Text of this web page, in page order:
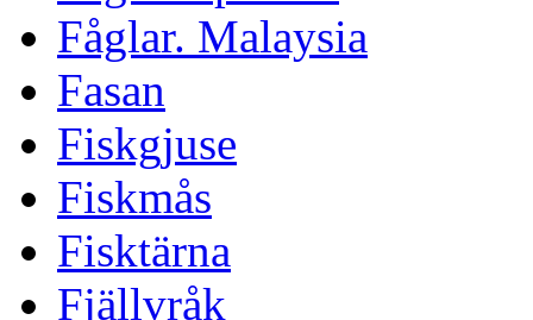
Fåglar. Malaysia
Fasan
Fiskgjuse
Fiskmås
Fisktärna
Fjällvråk